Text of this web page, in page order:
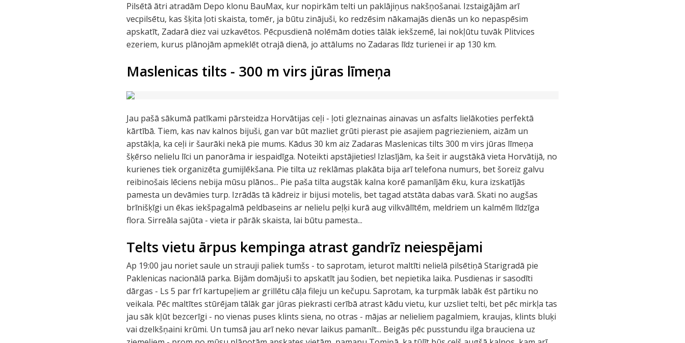
Pilsētā ātri atradām Depo klonu BauMax, kur nopirkām telti un paklājiņus nakšņošanai. Izstaigājām arī
vecpilsētu, kas šķita ļoti skaista, tomēr, ja būtu zinājuši, ko redzēsim nākamajās dienās un ko nepaspēsim
apskatīt, Zadarā diez vai uzkavētos. Pēcpusdienā nolēmām doties tālāk iekšzemē, lai nokļūtu tuvāk Plitvices
ezeriem, kurus plānojām apmeklēt otrajā dienā, jo attālums no Zadaras līdz turienei ir ap 130 km.
Maslenicas tilts - 300 m virs jūras līmeņa
Jau pašā sākumā patīkami pārsteidza Horvātijas ceļi - ļoti gleznainas ainavas un asfalts lielākoties perfektā
kārtībā. Tiem, kas nav kalnos bijuši, gan var būt mazliet grūti pierast pie asajiem pagriezieniem, aizām un
apstākļa, ka ceļi ir šaurāki nekā pie mums. Kādus 30 km aiz Zadaras Maslenicas tilts 300 m virs jūras līmeņa
šķērso nelielu līci un panorāma ir iespaidīga. Noteikti apstājieties! Izlasījām, ka šeit ir augstākā vieta Horvātijā, no
kurienes tiek organizēta gumijlēkšana. Pie tilta uz reklāmas plakāta bija arī telefona numurs, bet šoreiz galvu
reibinošais lēciens nebija mūsu plānos... Pie paša tilta augstāk kalna korē pamanījām ēku, kura izskatījās
pamesta un devāmies turp. Izrādās tā kādreiz ir bijusi motelis, bet tagad atstāta dabas varā. Skati no augšas
brīnišķīgi un ēkas iekšpagalmā peldbaseins ar nelielu peļķi kurā aug vilkvālītēm, meldriem un kalmēm līdzīga
flora. Sirreāla sajūta - vieta ir pārāk skaista, lai būtu pamesta...
Telts vietu ārpus kempinga atrast gandrīz neiespējami
Ap 19:00 jau noriet saule un strauji paliek tumšs - to saprotam, ieturot maltīti nelielā pilsētiņā Starigradā pie
Paklenicas nacionālā parka. Bijām domājuši to apskatīt jau šodien, bet nepietika laika. Pusdienas ir sasodīti
dārgas - Ls 5 par frī kartupeļiem ar grillētu cāļa fileju un kečupu. Saprotam, ka turpmāk labāk ēst pārtiku no
veikala. Pēc maltītes stūrējam tālāk gar jūras piekrasti cerībā atrast kādu vietu, kur uzsliet telti, bet pēc mirkļa tas
jau sāk kļūt bezcerīgi - no vienas puses klints siena, no otras - mājas ar nelieliem pagalmiem, kraujas, klints bluķi
vai dzelkšņaini krūmi. Un tumsā jau arī neko nevar laikus pamanīt... Beigās pēc pusstundu ilga brauciena uz